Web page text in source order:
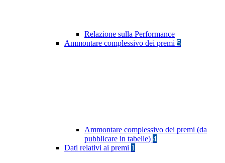
Relazione sulla Performance
Ammontare complessivo dei premi 5
Ammontare complessivo dei premi (da
pubblicare in tabelle) 4
Dati relativi ai premi 1